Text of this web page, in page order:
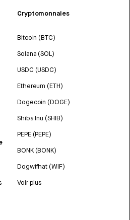
Cryptomonnaies
Bitcoin (BTC)
Solana (SOL)
USDC (USDC)
Ethereum (ETH)
Dogecoin (DOGE)
Shiba Inu (SHIB)
PEPE (PEPE)
BONK (BONK)
Dogwifhat (WIF)
Voir plus